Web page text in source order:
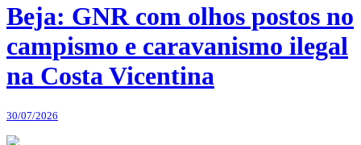
Beja: GNR com olhos postos no
campismo e caravanismo ilegal
na Costa Vicentina
30/07/2026